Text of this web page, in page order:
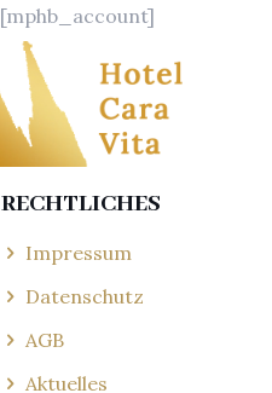
[mphb_account]
RECHTLICHES
Impressum
Datenschutz
AGB
Aktuelles